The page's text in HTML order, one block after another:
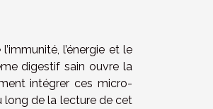
l’énergie et le
digestif sain ouvre la
intégrer ces micro-
long de la lecture de cet